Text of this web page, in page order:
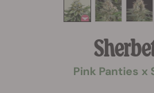
Pink Panties x